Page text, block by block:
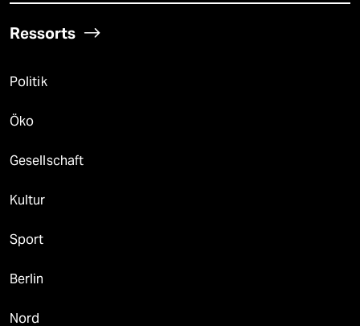
Ressorts
Politik
Öko
Gesellschaft
Kultur
Sport
Berlin
Nord